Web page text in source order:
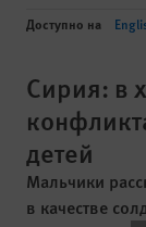
Доступно на
Сирия: в
детей
Мальчики
в качестве